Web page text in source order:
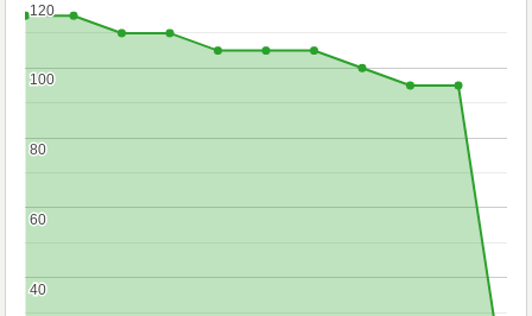
40
40
60
60
80
80
100
100
120
120